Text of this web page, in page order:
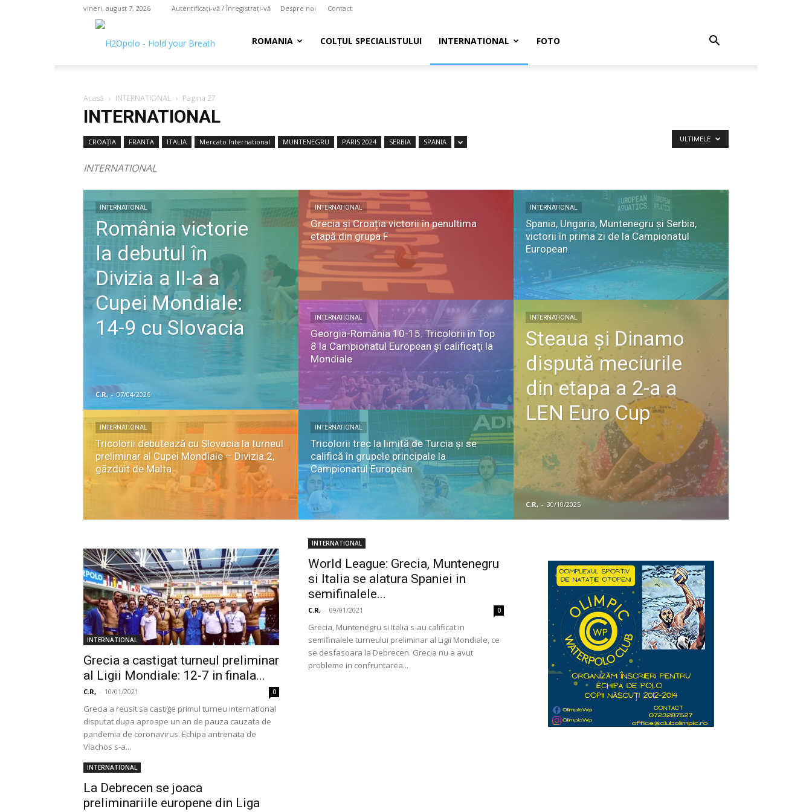
vineri, august 7, 2026 Autentificați-vă / Înregistrați-vă Despre noi Contact
–
your
breath
ROMANIA COLȚUL SPECIALISTULUI INTERNATIONAL FOTO
Acasă INTERNATIONAL Pagina 27
INTERNATIONAL
CROAŢIA FRANTA ITALIA Mercato International MUNTENEGRU PARIS 2024 SERBIA SPANIA
INTERNATIONAL
ULTIMELE
INTERNATIONAL
România victorie
la debutul în
Divizia a II-a a
Cupei Mondiale:
14-9 cu Slovacia
C.R, - 07/04/2026
INTERNATIONAL
Tricolorii debutează cu Slovacia la turneul
preliminar al Cupei Mondiale – Divizia 2,
găzduit de Malta
INTERNATIONAL
Grecia și Croația victorii în penultima
etapă din grupa F
INTERNATIONAL
Georgia-România 10-15. Tricolorii în Top
8 la Campionatul European şi calificaţi la
Mondiale
INTERNATIONAL
Tricolorii trec la limită de Turcia şi se
califică în grupele principale la
Campionatul European
INTERNATIONAL
Spania, Ungaria, Muntenegru și Serbia,
victorii în prima zi de la Campionatul
European
INTERNATIONAL
Steaua şi Dinamo
dispută meciurile
din etapa a 2-a a
LEN Euro Cup
C.R, - 30/10/2025
INTERNATIONAL
Grecia a castigat turneul preliminar
al Ligii Mondiale: 12-7 in finala...
C.R, - 10/01/2021 0
Grecia a reusit sa castige primul turneu international
disputat dupa aproape un an de pauza cauzata de
pandemia de coronavirus. Echipa antrenata de
Vlachos s-a...
INTERNATIONAL
World League: Grecia, Muntenegru
si Italia se alatura Spaniei in
semifinalele...
C.R, - 09/01/2021 0
Grecia, Muntenegru si Italia s-au calificat in
semifinalele turneului preliminar al Ligii Mondiale, ce
se desfasoara la Debrecen. Grecia nu a avut
probleme in confruntarea...
INTERNATIONAL
La Debrecen se joaca
preliminariile europene din Liga